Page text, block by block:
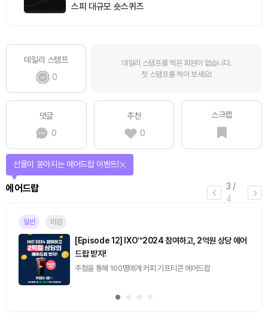
스피 대규모 숏스퀴즈
데일리 스탬프
0
데일리 스탬프를 찍은 회원이 없습니다.
첫 스탬프를 찍어 보세요!
댓글
0
추천
0
스크랩
3 /
4
에어드랍
선물이 쏟아지는 에어드랍 이벤트!
일반 마감
[Episode 12] IXO™2024 참여하고, 2억원 상당 에어
드랍 받자!
추첨을 통해 100명에게 커피 기프티콘 에어드랍